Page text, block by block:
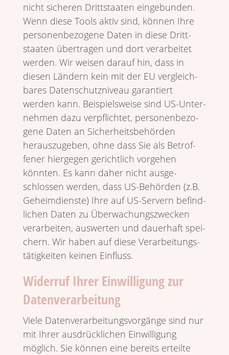
nicht sicheren Dritt­staaten einge­bunden.
Wenn diese Tools aktiv sind, können Ihre
perso­nen­be­zo­gene Daten in diese Dritt­
staaten über­tragen und dort verar­beitet
werden. Wir weisen darauf hin, dass in
diesen Ländern kein mit der EU vergleich­
bares Daten­schutz­ni­veau garan­tiert
werden kann. Beispiels­weise sind US-Unter­
nehmen dazu verpflichtet, perso­nen­be­zo­
gene Daten an Sicher­heits­be­hörden
heraus­zu­geben, ohne dass Sie als Betrof­
fener hier­gegen gericht­lich vorgehen
könnten. Es kann daher nicht ausge­
schlossen werden, dass US-Behörden (z.B.
Geheim­dienste) Ihre auf US-Servern befind­
li­chen Daten zu Über­wa­chungs­zwecken
verar­beiten, auswerten und dauer­haft spei­
chern. Wir haben auf diese Verar­bei­tungs­
tä­tig­keiten keinen Einfluss.
Widerruf Ihrer Einwilligung zur
Datenverarbeitung
Viele Daten­ver­ar­bei­tungs­vor­gänge sind nur
mit Ihrer ausdrück­li­chen Einwil­li­gung
möglich. Sie können eine bereits erteilte